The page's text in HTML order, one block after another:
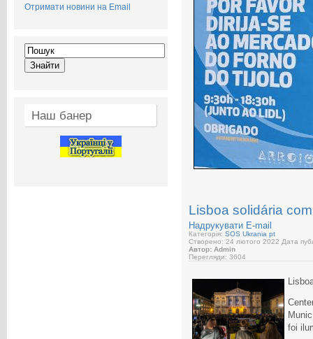
Отримати новини на Email
Наш банер
Lisboa solidária
Надрукувати E-mail
Категорія: SOS Ukrania pt
Створено: 24 лютого 2022 Дата
Автор: Admin
Перегляди: 3604
foi